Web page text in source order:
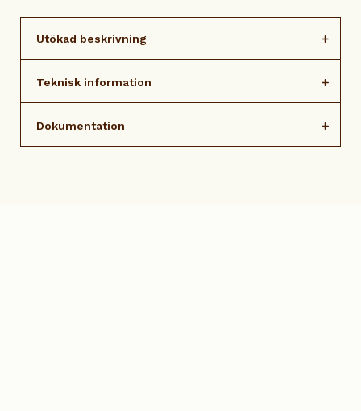
Utökad beskrivning
Teknisk information
Dokumentation